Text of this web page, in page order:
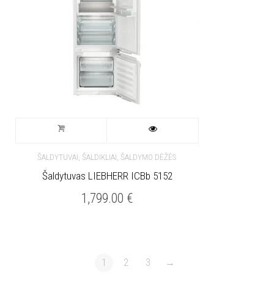
ŠALDYTUVAI, ŠALDIKLIAI, ŠALDYMO DĖŽĖS
Šaldytuvas LIEBHERR ICBb 5152
1,799.00 €
1 2 3 →